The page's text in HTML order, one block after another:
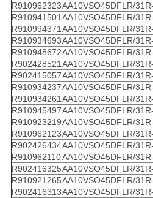
R910962323AA10VSO45DFLR/
R910941501AA10VSO45DFLR/
R910994371AA10VSO45DFLR/
R910934693AA10VSO45DFLR/
R910948672AA10VSO45DFLR/
R902428521AA10VSO45DFLR/
R902415057AA10VSO45DFLR/
R910934237AA10VSO45DFLR/
R910934261AA10VSO45DFLR/
R910945497AA10VSO45DFLR/
R910923219AA10VSO45DFLR/
R910962123AA10VSO45DFLR/
R902426434AA10VSO45DFLR/
R910962110AA10VSO45DFLR/
R902416325AA10VSO45DFLR/
R910921265AA10VSO45DFLR/
R902416313AA10VSO45DFLR/